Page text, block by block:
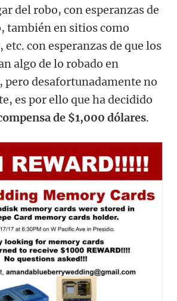
del robo, con esperanzas de
también en sitios como
con esperanzas de que los
algo de lo robado en
pero desafortunadamente no
es por ello que ha decidido
de $1,000 dólares.